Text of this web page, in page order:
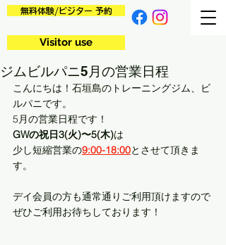
無料体験/ビジター 予約
Visitor use
ジムビルパニ5月の営業日程
こんにちは！石垣島のトレーニングジム、ビ
ルパニです。
5月の営業日程です！
GWの祝日3(火)〜5(木)は
少し短縮営業の9:00-18:00とさせて頂きま
す。
デイ会員の方も通常通りご利用頂けますので
ぜひご利用お待ちしております！